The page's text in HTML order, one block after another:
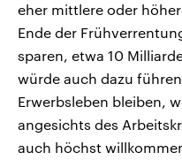
eher mittlere oder
Ende der
sparen, etwa 10
würde auch dazu
Erwerbsleben bleiben,
angesichts des
auch höchst